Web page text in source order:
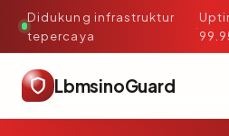
Didukung infrastruktur
tepercaya
·
LbmsinoGuard